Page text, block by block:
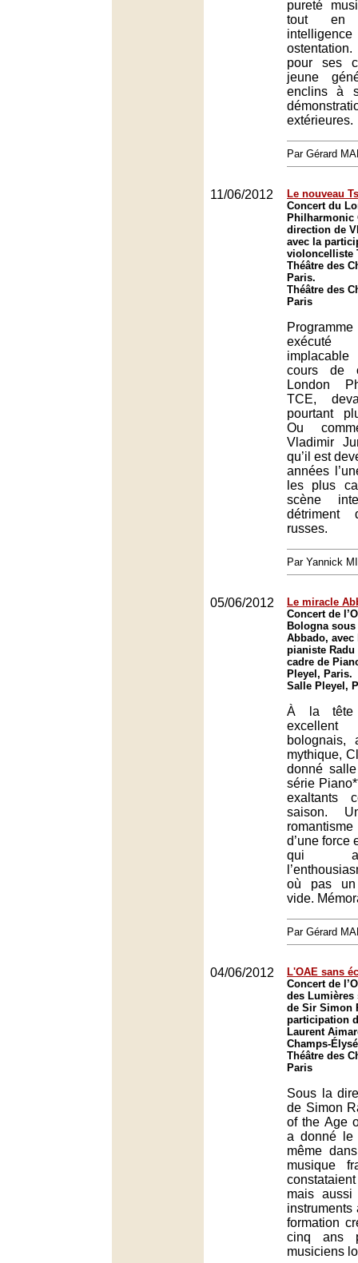
pureté
tout en
pour ses
jeune
enclins à
extérieures.
Par Gérard
11/06/2012
Le nouveau
Concert du
Philharmonic
direction de
avec la
violoncelliste
Théâtre des
Paris.
Théâtre des
Paris
cours de
London
TCE,
pourtant
Ou
Vladimir
qu’il est
années
les plus
scène
russes.
Par Yannick
05/06/2012
Le miracle
Concert de
Bologna
Abbado,
pianiste
cadre de
Pleyel, Paris.
Salle Pleyel,
À la tête
bolognais,
mythique,
donné
série
exaltants
saison.
d’une force
qui a
où pas un
vide.
Par Gérard
04/06/2012
L'OAE sans
Concert de
des
de Sir Simon
participation
Laurent
Champs-
Théâtre des
Paris
Sous la
de Simon
of the Age
a donné le
même
musique
mais
instruments
formation
cinq ans
musiciens